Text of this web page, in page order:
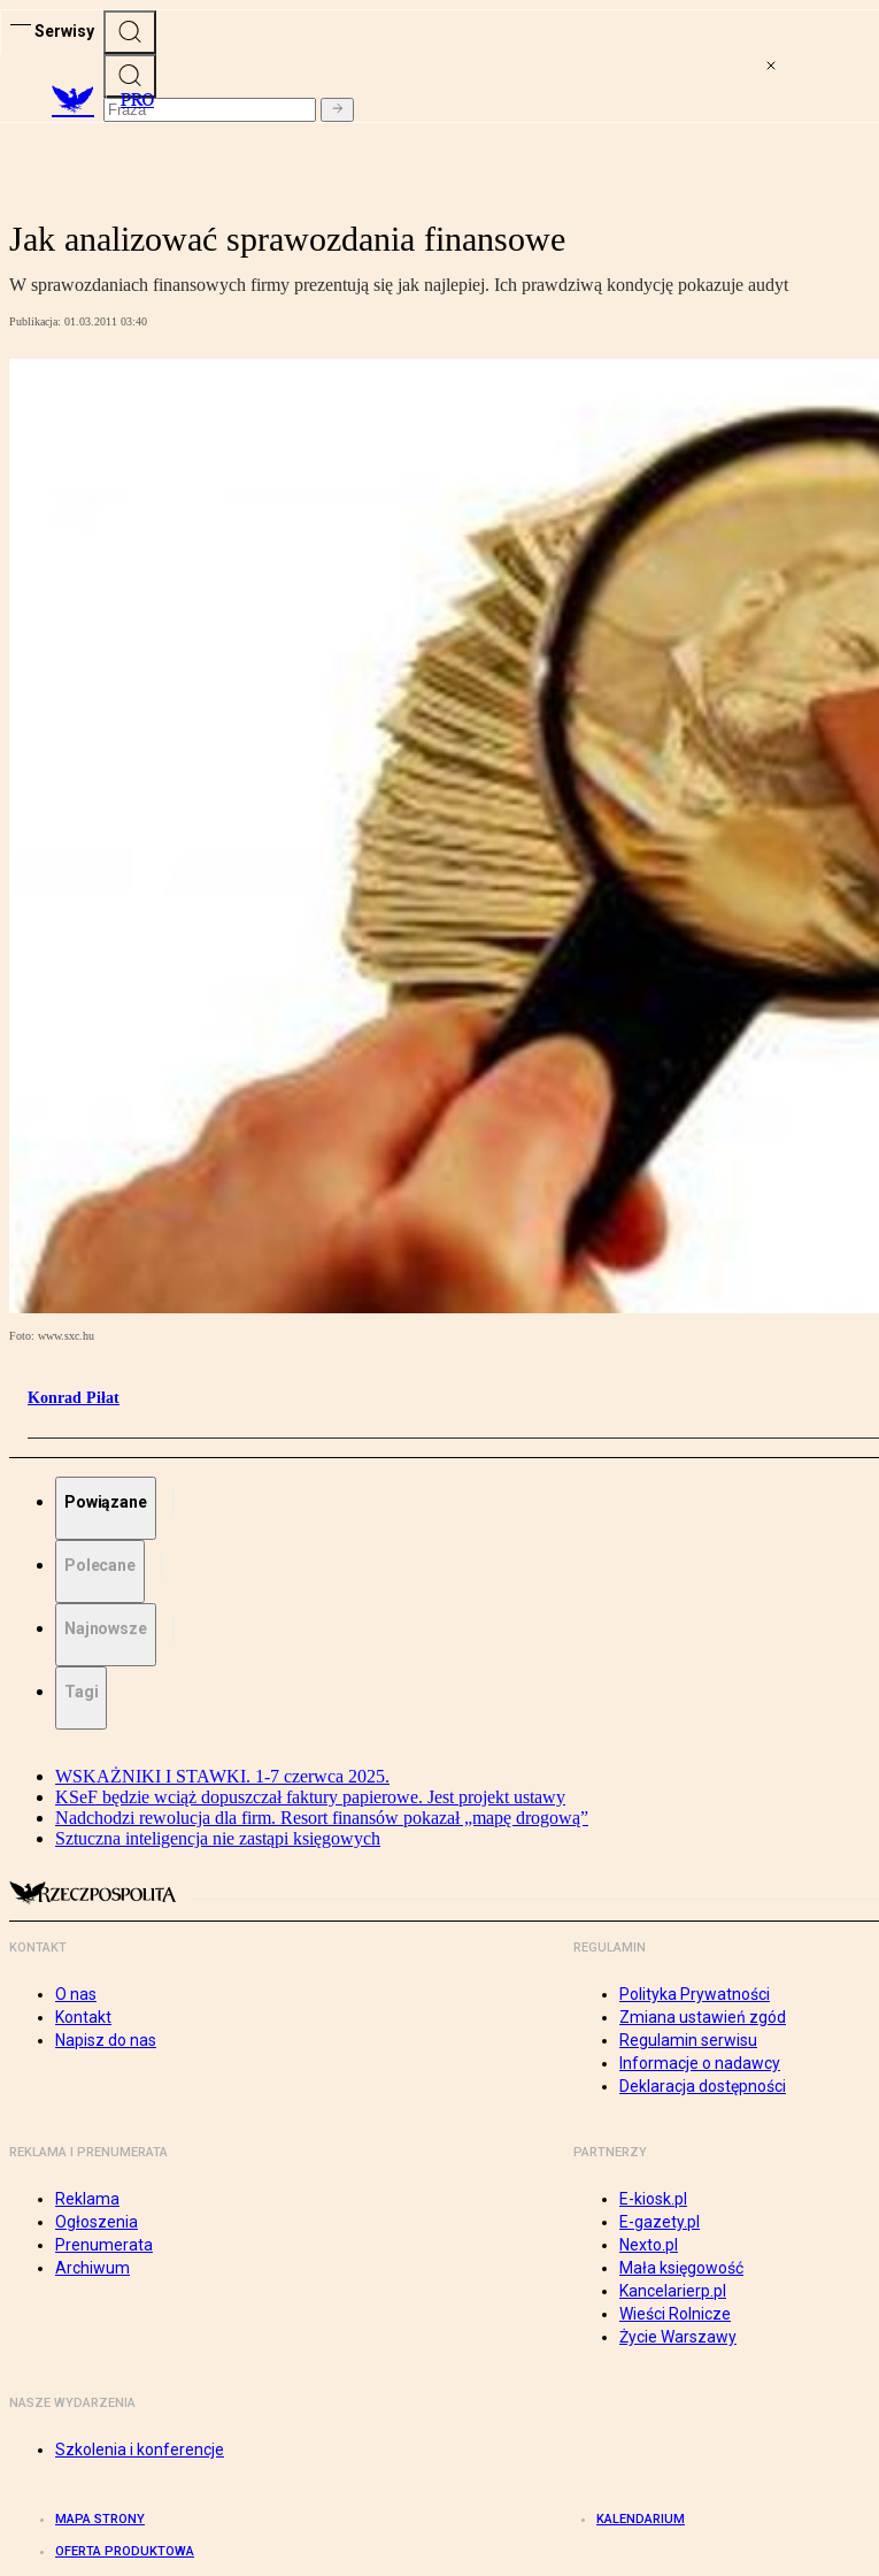
Serwisy
PRO
Jak analizować sprawozdania finansowe
W sprawozdaniach finansowych firmy prezentują się jak najlepiej. Ich prawdziwą kondycję pokazuje audyt
Publikacja: 01.03.2011 03:40
Foto: www.sxc.hu
Konrad Piłat
Powiązane
Polecane
Najnowsze
Tagi
WSKAŻNIKI I STAWKI. 1-7 czerwca 2025.
KSeF będzie wciąż dopuszczał faktury papierowe. Jest projekt ustawy
Nadchodzi rewolucja dla firm. Resort finansów pokazał „mapę drogową”
Sztuczna inteligencja nie zastąpi księgowych
KONTAKT
O nas
Kontakt
Napisz do nas
REGULAMIN
Polityka Prywatności
Zmiana ustawień zgód
Regulamin serwisu
Informacje o nadawcy
Deklaracja dostępności
REKLAMA I PRENUMERATA
Reklama
Ogłoszenia
Prenumerata
Archiwum
PARTNERZY
E-kiosk.pl
E-gazety.pl
Nexto.pl
Mała księgowość
Kancelarierp.pl
Wieści Rolnicze
Życie Warszawy
NASZE WYDARZENIA
Szkolenia i konferencje
MAPA STRONY KALENDARIUM
OFERTA PRODUKTOWA